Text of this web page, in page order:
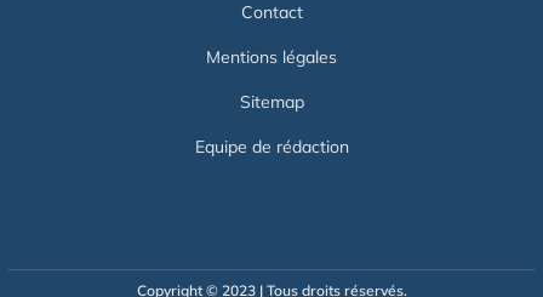
Contact
Mentions légales
Sitemap
Equipe de rédaction
Copyright © 2023 | Tous droits réservés.